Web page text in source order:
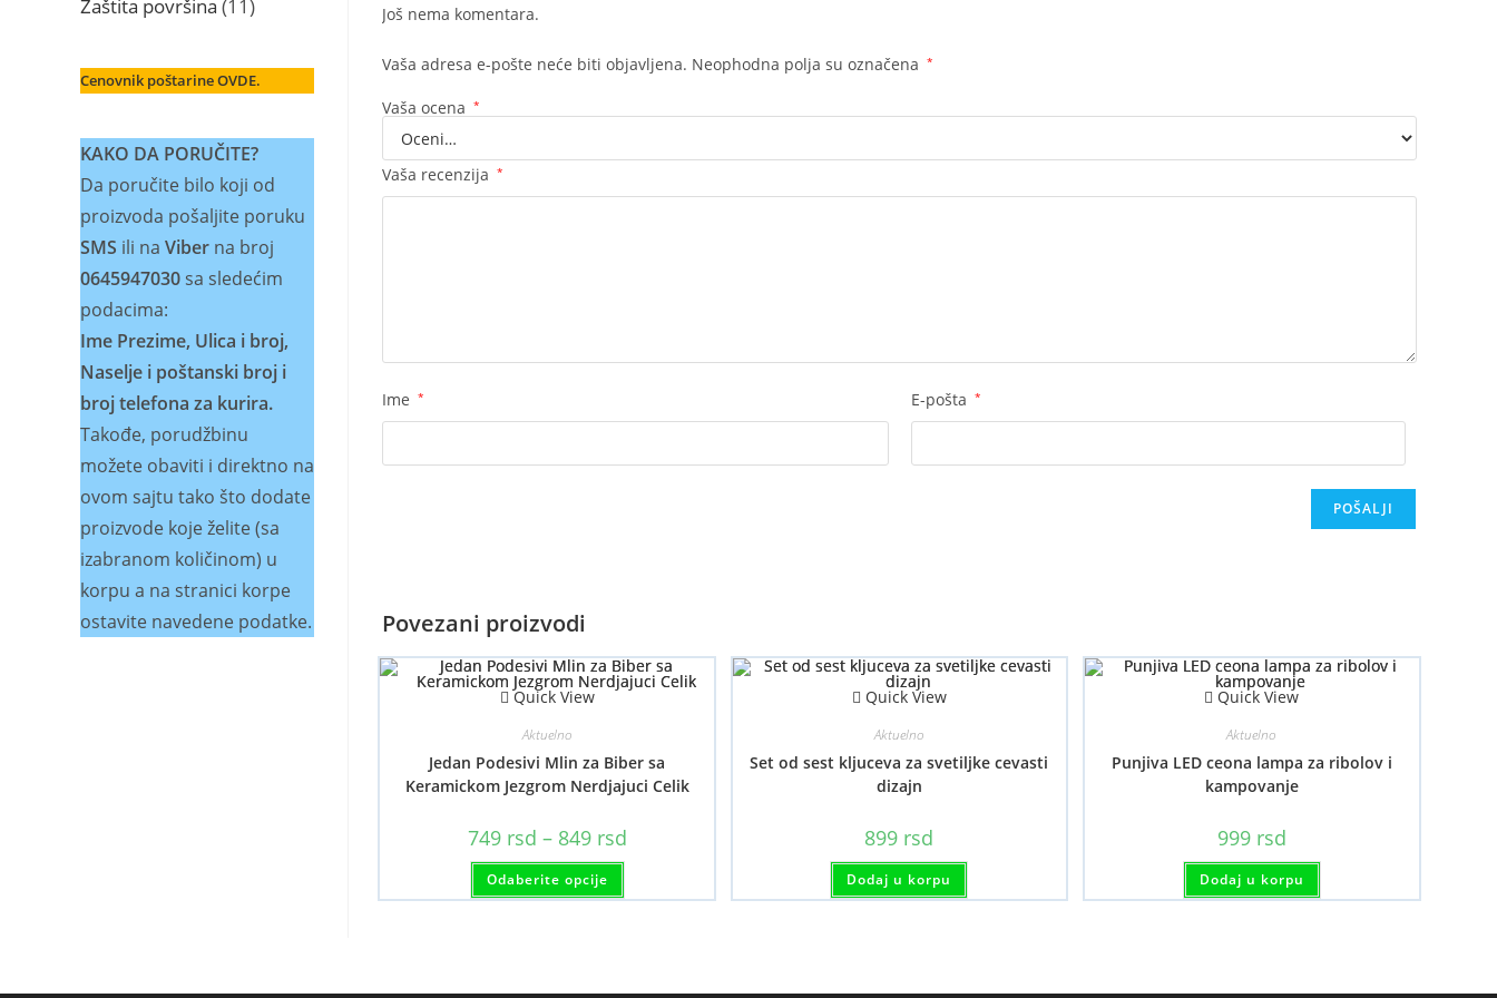
Još nema komentara.
Vaša adresa e-pošte neće biti objavljena. Neophodna polja su označena *
Vaša ocena *
Vaša recenzija *
Ime * E-pošta *
Povezani proizvodi
Quick View
Aktuelno
Jedan Podesivi Mlin za Biber sa
Keramickom Jezgrom Nerdjajuci Celik
749 rsd – 849 rsdRaspon
cena:
do
Odaberite opcije
Ovaj
ima
izabrane
Quick View
Aktuelno
Set od sest kljuceva za svetiljke cevasti
dizajn
899 rsd
Dodaj u korpu
Quick View
Aktuelno
Punjiva LED ceona lampa za ribolov i
kampovanje
999 rsd
Dodaj u korpu
Zaštita površina 11
Cenovnik poštarine OVDE.
KAKO DA PORUČITE?
Da poručite bilo koji od
proizvoda pošaljite poruku
SMS ili na Viber na broj
0645947030sa sledećim
podacima:
Ime Prezime, Ulica i broj,
Naselje i poštanski broj i
broj telefona za kurira.
Takođe, porudžbinu
možete obaviti i direktno na
ovom sajtu tako što dodate
proizvode koje želite (sa
izabranom količinom) u
korpu a na stranici korpe
ostavite navedene podatke.